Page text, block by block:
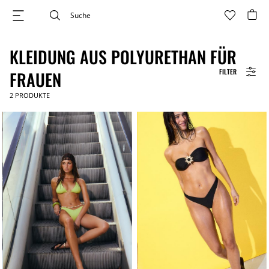
FILTER
KLEIDUNG AUS POLYURETHAN FÜR
FRAUEN
2 PRODUKTE